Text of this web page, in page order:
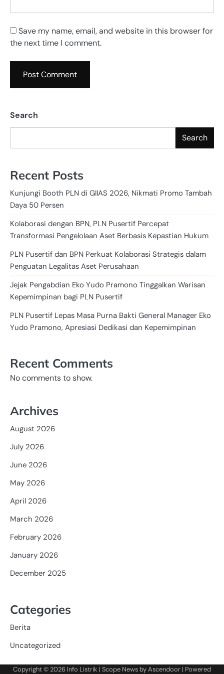
Save my name, email, and website in this browser for
the next time I comment.
Search
Search
Recent Posts
Kunjungi Booth PLN di GIIAS 2026, Nikmati Promo Tambah
Daya 50 Persen
Kolaborasi dengan BPN, PLN Pusertif Percepat
Transformasi Pengelolaan Aset Berbasis Kepastian Hukum
PLN Pusertif dan BPN Perkuat Kolaborasi Strategis dalam
Penguatan Legalitas Aset Perusahaan
Jejak Pengabdian Eko Yudo Pramono Tinggalkan Warisan
Kepemimpinan bagi PLN Pusertif
PLN Pusertif Lepas Masa Purna Bakti General Manager Eko
Yudo Pramono, Apresiasi Dedikasi dan Kepemimpinan
Recent Comments
No comments to show.
Archives
August 2026
July 2026
June 2026
May 2026
April 2026
March 2026
February 2026
January 2026
December 2025
Categories
Berita
Uncategorized
Copyright © 2026 Info Listrik | Scope News byAscendoor | Powered